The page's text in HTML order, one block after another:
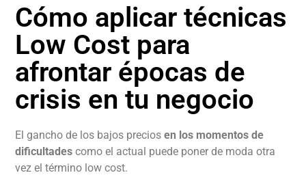
Cómo aplicar técnicas
Low Cost para
afrontar épocas de
crisis en tu negocio
El gancho de los bajos preciosen los momentos de
dificultadescomo el actual puede poner de moda otra
vez el término low cost.